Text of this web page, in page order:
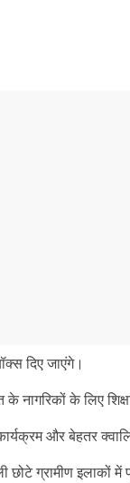
दिए जाएंगे।
के नागरिकों के लिए
और बेहतर
छोटे ग्रामीण इलाकों